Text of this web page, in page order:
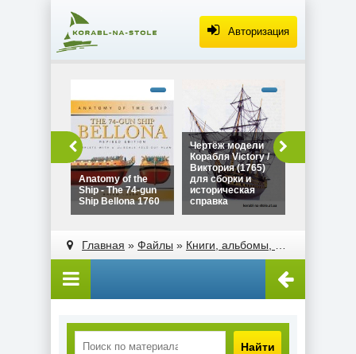
Авторизация
Ship - The 74-gun
Ship Bellona 1760"
height="180">
Anatomy of the
Ship - The 74-gun
Ship Bellona 1760
Виктория (1765)
для сборки и
width="320"
Чертёж модели
Корабля Victory /
Виктория (1765)
для сборки и
историческая
справка
width="320"
Главная » Файлы » Книги, альбомы, атласы
Найти